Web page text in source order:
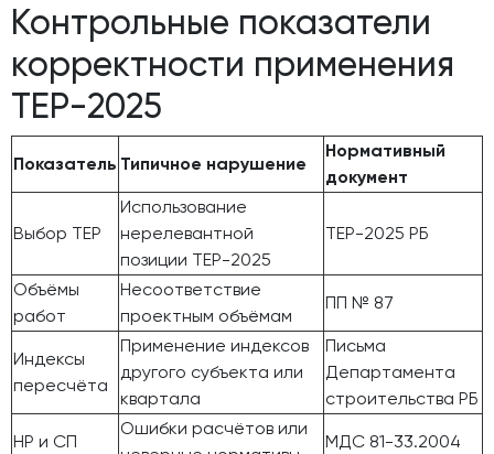
Контрольные показатели
корректности применения
ТЕР-2025
Показатель Типичное нарушение
Нормативный
документ
Выбор ТЕР
Использование
нерелевантной
позиции ТЕР-2025
ТЕР-2025 РБ
Объёмы
работ
Несоответствие
проектным объёмам
ПП № 87
Индексы
пересчёта
Применение индексов
другого субъекта или
квартала
Письма
Департамента
строительства РБ
НР и СП
Ошибки расчётов или
МДС 81-33.2004